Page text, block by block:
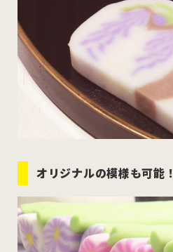
オリジナルの模様も可能！